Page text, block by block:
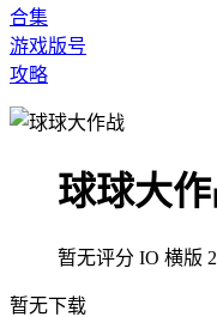
合集
游戏版号
攻略
球球大
暂无评分 IO 横版
暂无下载